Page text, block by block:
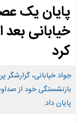
پایان یک
کرد
جواد خیابانی، گزارشگر
پایان داد.